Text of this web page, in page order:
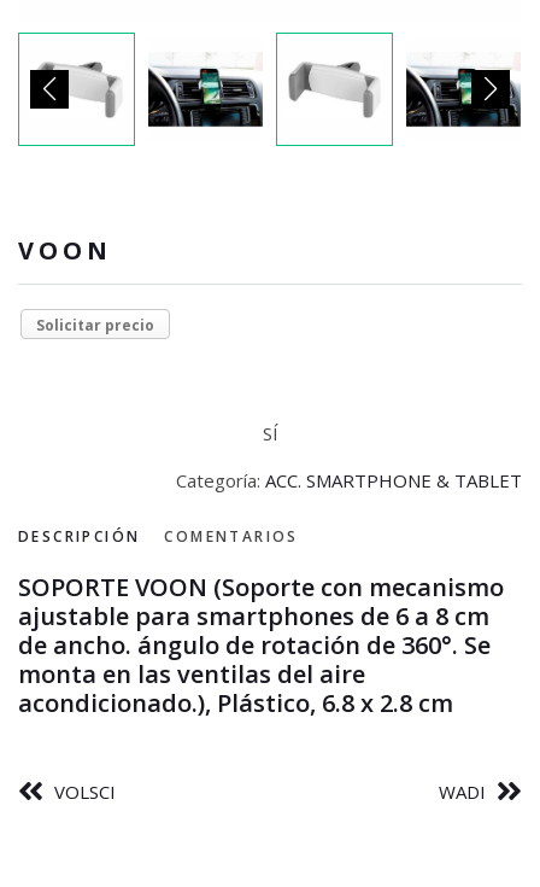
VOON
Solicitar precio
SÍ
Categoría: ACC. SMARTPHONE & TABLET
DESCRIPCIÓN COMENTARIOS
SOPORTE VOON (Soporte con mecanismo
ajustable para smartphones de 6 a 8 cm
de ancho. ángulo de rotación de 360°. Se
monta en las ventilas del aire
acondicionado.), Plástico, 6.8 x 2.8 cm
VOLSCI WADI